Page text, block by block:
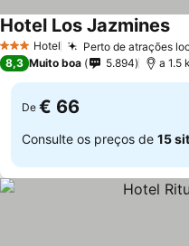
3 EstrelasHotel Perto de atrações
Hotel Los Jazmines
8,3 Muito boa 5.894 a 1.5
De € 66
Consulte os preços de 15